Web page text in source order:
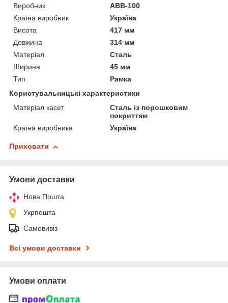
Виробник
АВВ-100
Країна виробник
Україна
Висота
417 мм
Довжина
314 мм
Матеріал
Сталь
Ширина
45 мм
Тип
Рамка
Користувальницькі характеристики
Матеріал касет
Сталь із порошковим
покриттям
Країна виробника
Україна
Приховати
Умови доставки
Нова Пошта
Укрпошта
Самовивіз
Всі умови доставки
Умови оплати